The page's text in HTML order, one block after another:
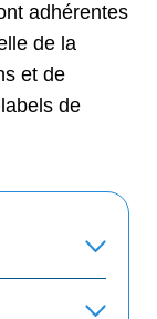
adhérentes
de la
et de
de